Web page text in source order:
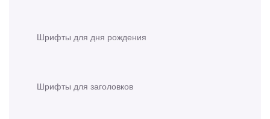
Шрифты для дня рождения
Шрифты для заголовков